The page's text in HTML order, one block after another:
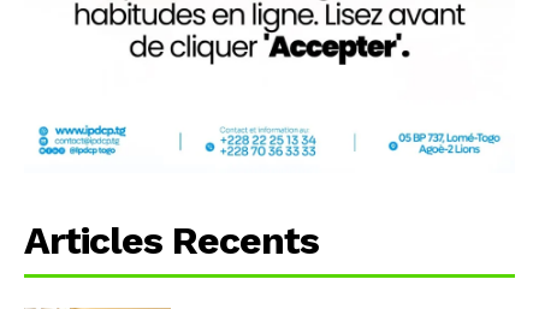
Articles Recents